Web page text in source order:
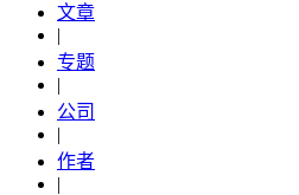
文章
|
专题
|
公司
|
作者
|